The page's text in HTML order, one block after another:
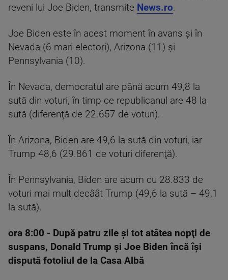
reveni lui Joe Biden, transmite News.ro.
Joe Biden este în acest moment în avans şi în
Nevada (6 mari electori), Arizona (11) şi
Pennsylvania (10).
În Nevada, democratul are până acum 49,8 la
sută din voturi, în timp ce republicanul are 48 la
sută (diferenţă de 22.657 de voturi).
În Arizona, Biden are 49,6 la sută din voturi, iar
Trump 48,6 (29.861 de voturi diferenţă).
În Pennsylvania, Biden are acum cu 28.833 de
voturi mai mult decâât Trump (49,6 la sută – 49,1
la sută).
ora 8:00 - După patru zile şi tot atâtea nopţi de
suspans, Donald Trump şi Joe Biden încă îşi
dispută fotoliul de la Casa Albă